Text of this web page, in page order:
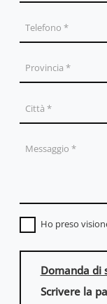
Ho preso
Domanda di
Scrivere la